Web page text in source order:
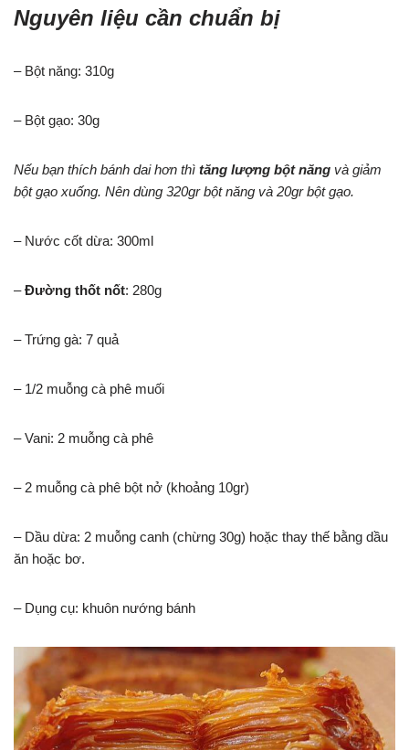
Nguyên liệu cần chuẩn bị
– Bột năng: 310g
– Bột gạo: 30g
Nếu bạn thích bánh dai hơn thì tăng lượng bột năng và giảm
bột gạo xuống. Nên dùng 320gr bột năng và 20gr bột gạo.
– Nước cốt dừa: 300ml
–Đường thốt nốt: 280g
– Trứng gà: 7 quả
– 1/2 muỗng cà phê muối
– Vani: 2 muỗng cà phê
– 2 muỗng cà phê bột nở (khoảng 10gr)
– Dầu dừa: 2 muỗng canh (chừng 30g) hoặc thay thế bằng dầu
ăn hoặc bơ.
– Dụng cụ: khuôn nướng bánh